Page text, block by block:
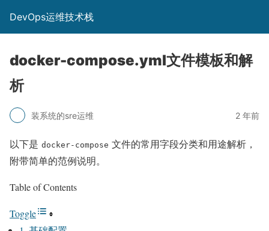
DevOps运维技术栈
docker-compose.yml文件模板和解
析
装系统的sre运维 2 年前
以下是 docker-compose 文件的常用字段分类和用途解析，
附带简单的范例说明。
Table of Contents
Toggle